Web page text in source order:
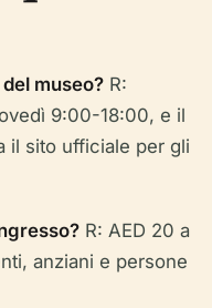
museo? R:
9:00-18:00, e il
il sito ufficiale per gli
R: AED 20 a
anziani e persone